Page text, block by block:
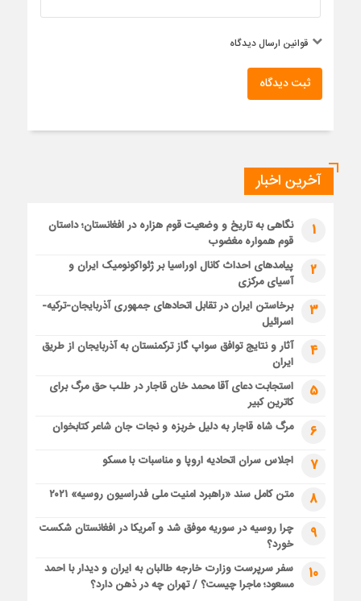
قوانین ارسال دیدگاه
ثبت دیدگاه
آخرین اخبار
1
نگاهی به تاریخ و وضعیت قوم هزاره در افغانستان؛ داستان
قوم همواره مغضوب
2
پیامدهای احداث کانال اوراسیا بر ژئواکونومیک ایران و
آسیای مرکزی
3
برخاستن ایران در تقابل اتحادهای جمهوری آذربایجان-ترکیه-
اسرائیل
4
آثار و نتایج توافق سواپ گاز ترکمنستان به آذربایجان از طریق
ایران
5
استجابت دعای آقا محمد خان قاجار در طلب حق مرگ برای
کاترین کبیر
6 مرگ شاه قاجار به دلیل خربزه و نجات جان شاعر کتابخوان
7 اجلاس سران اتحادیه اروپا و مناسبات با مسکو
8 متن کامل سند «راهبرد امنیت ملی فدراسیون روسیه» ۲۰۲۱
9
چرا روسیه در سوریه موفق شد و آمریکا در افغانستان شکست
خورد؟
10
سفر سرپرست وزارت خارجه طالبان به ایران و دیدار با احمد
مسعود؛ ماجرا چیست؟ / تهران چه در ذهن دارد؟